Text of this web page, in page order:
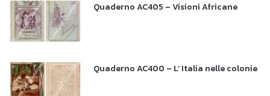
Quaderno AC405 – Visioni Africane
Quaderno AC400 – L’ Italia nelle colonie